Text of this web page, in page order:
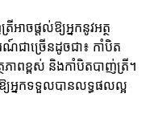
អាចផ្តល់ឱ្យអ្នកនូវអត្ថ
ជាច្រើនដូចជា៖ កាំបិត
ពខ្ពស់ និងកាំបិតបាញ់ត្រី។
យអ្នកទទួលបានលទ្ធផលល្អ